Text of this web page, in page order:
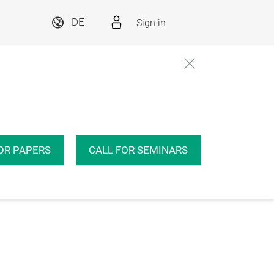
DE Sign in
PAPERS CALL FOR SEMINARS